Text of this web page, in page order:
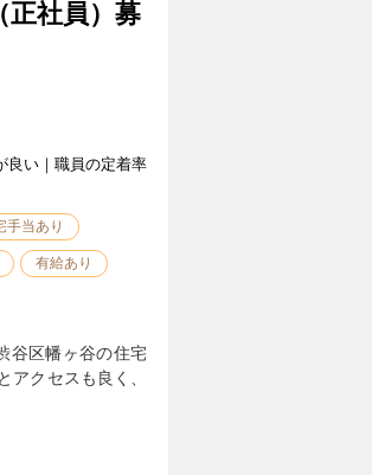
社員）募
良い｜職員の定着率
手当あり
有給あり
谷区幡ヶ谷の住宅
アクセスも良く、